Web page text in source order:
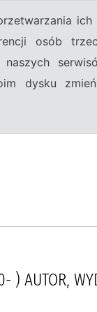
ich
osób
dysku
) AUTOR,